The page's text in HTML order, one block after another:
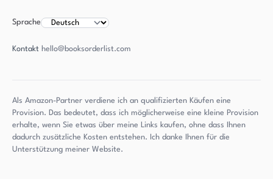
Sprache
Kontakt hello@booksorderlist.com
Als Amazon-Partner verdiene ich an qualifizierten Käufen eine
Provision. Das bedeutet, dass ich möglicherweise eine kleine Provision
erhalte, wenn Sie etwas über meine Links kaufen, ohne dass Ihnen
dadurch zusätzliche Kosten entstehen. Ich danke Ihnen für die
Unterstützung meiner Website.